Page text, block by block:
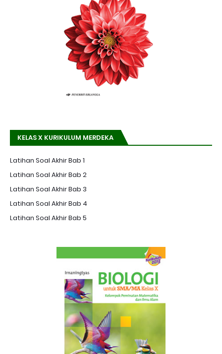
KELAS X KURIKULUM MERDEKA
Latihan Soal Akhir Bab 1
Latihan Soal Akhir Bab 2
Latihan Soal Akhir Bab 3
Latihan Soal Akhir Bab 4
Latihan Soal Akhir Bab 5